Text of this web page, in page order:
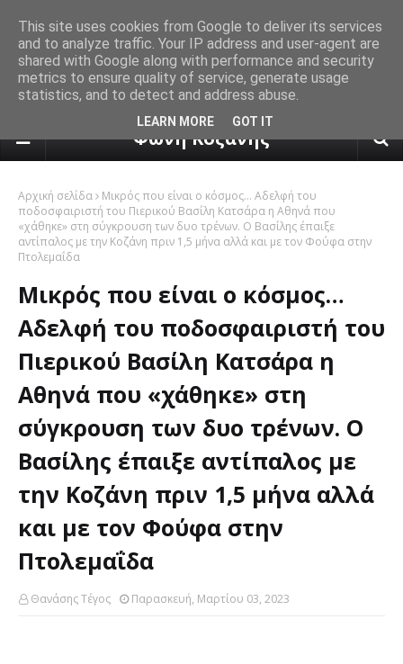
πρόγνωση καιρού από το
Φωνή Κοζάνης
Αρχική σελίδα
Μικρός που είναι ο κόσμος… Αδελφή του
ποδοσφαιριστή του Πιερικού Βασίλη Κατσάρα η Αθηνά που
«χάθηκε» στη σύγκρουση των δυο τρένων. Ο Βασίλης έπαιξε
αντίπαλος με την Κοζάνη πριν 1,5 μήνα αλλά και με τον Φούφα στην
Πτολεμαΐδα
Μικρός που είναι ο κόσμος…
Αδελφή του ποδοσφαιριστή του
Πιερικού Βασίλη Κατσάρα η
Αθηνά που «χάθηκε» στη
σύγκρουση των δυο τρένων. Ο
Βασίλης έπαιξε αντίπαλος με
την Κοζάνη πριν 1,5 μήνα αλλά
και με τον Φούφα στην
Πτολεμαΐδα
Θανάσης Τέγος Παρασκευή, Μαρτίου 03, 2023
This site uses cookies from Google to deliver its services
and to analyze traffic. Your IP address and user-agent are
shared with Google along with performance and security
metrics to ensure quality of service, generate usage
statistics, and to detect and address abuse.
LEARN MORE GOT IT